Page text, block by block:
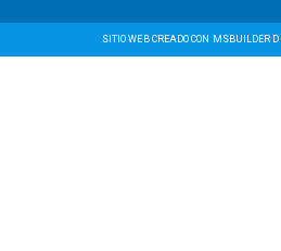
SITIO WEB CREADO CON MSBUILDER